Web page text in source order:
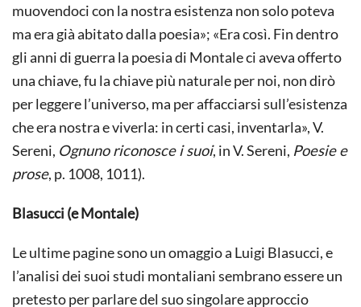
muovendoci con la nostra esistenza non solo poteva
ma era già abitato dalla poesia»; «Era così. Fin dentro
gli anni di guerra la poesia di Montale ci aveva offerto
una chiave, fu la chiave più naturale per noi, non dirò
per leggere l’universo, ma per affacciarsi sull’esistenza
che era nostra e viverla: in certi casi, inventarla», V.
Sereni, Ognuno riconosce i suoi, in V. Sereni, Poesie e
prose, p. 1008, 1011).
Blasucci (e Montale)
Le ultime pagine sono un omaggio a Luigi Blasucci, e
l’analisi dei suoi studi montaliani sembrano essere un
pretesto per parlare del suo singolare approccio